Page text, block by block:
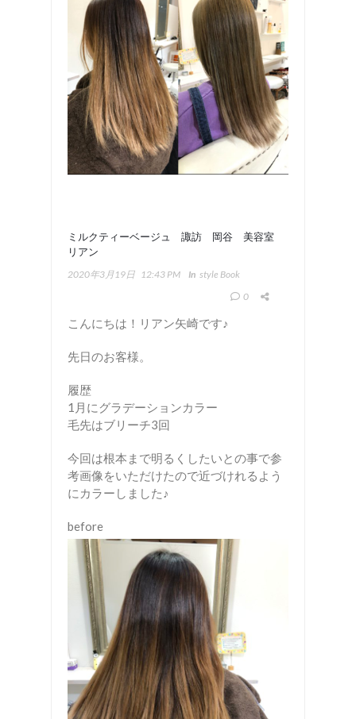
ミルクティーベージュ 諏訪 岡谷 美容室
リアン
2020年3月19日 12:43 PM In Style Book
0
こんにちは！リアン矢崎です♪
先日のお客様。
履歴
1月にグラデーションカラー
毛先はブリーチ3回
今回は根本まで明るくしたいとの事で参
考画像をいただけたので近づけれるよう
にカラーしました♪
before